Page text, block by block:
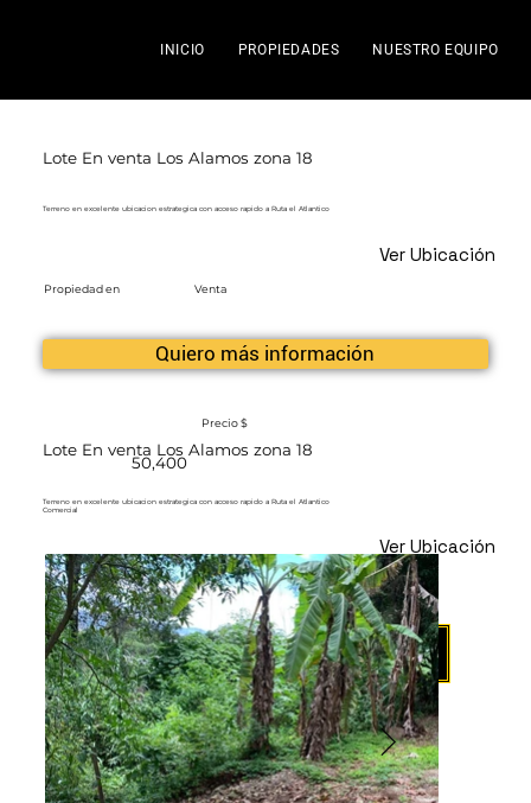
INICIO PROPIEDADES NUESTRO EQUIPO
Lote En venta Los Alamos zona 18
Terreno en excelente ubicacion estrategica con acceso rapido a Ruta el Atlantico
Propiedad en Venta
Quiero más información
Ver Ubicación
Lote En venta Los Alamos zona 18
Terreno en excelente ubicacion estrategica con acceso rapido a Ruta el Atlantico
Agendar Visita
Propiedad en Venta
Ver Ubicación
Precio $
50,400
Comercial